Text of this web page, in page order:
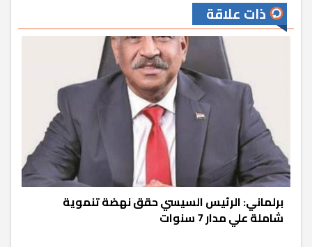
ذات علاقة
برلماني: الرئيس السيسي حقق نهضة تنموية
شاملة علي مدار 7 سنوات